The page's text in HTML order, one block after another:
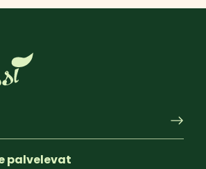
palvelevat